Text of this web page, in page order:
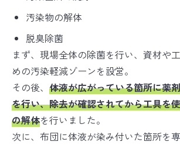
汚染物の解体
脱臭除菌
まず、現場全体の除菌を行い、資材や
めの汚染軽減ゾーンを設営。
その後、 体液が広がっている箇所に薬
を行い、除去が確認されてから工具を
の解体を行いました。
次に、布団に体液が染み付いた箇所を